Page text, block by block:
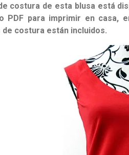
costura de esta blusa está
PDF para imprimir en casa,
de costura están incluidos.